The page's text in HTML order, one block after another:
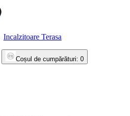
Incalzitoare Terasa
Coșul de cumpărături: 0